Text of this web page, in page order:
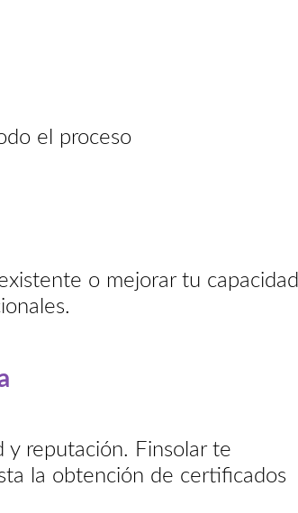
el proceso
o mejorar tu capacidad
reputación. Finsolar te
la obtención de certificados